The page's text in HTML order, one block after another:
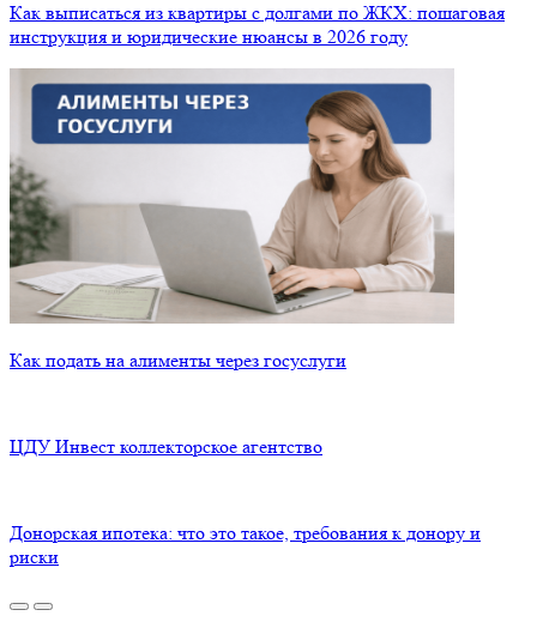
Как выписаться из квартиры с долгами по ЖКХ: пошаговая
инструкция и юридические нюансы в 2026 году
Как подать на алименты через госуслуги
ЦДУ Инвест коллекторское агентство
Донорская ипотека: что это такое, требования к донору и
риски